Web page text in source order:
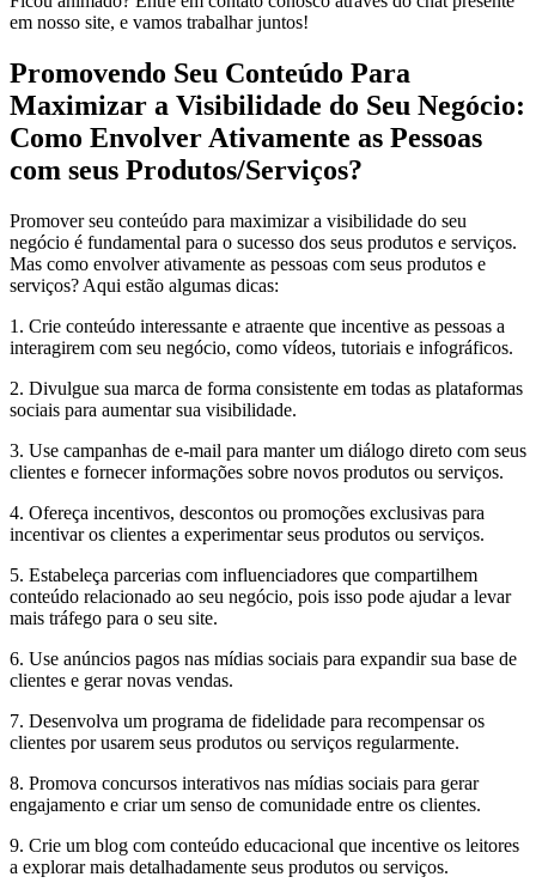
em nosso site, e vamos trabalhar juntos!
Promovendo Seu Conteúdo Para
Maximizar a Visibilidade do Seu Negócio:
Como Envolver Ativamente as Pessoas
com seus Produtos/Serviços?
Promover seu conteúdo para maximizar a visibilidade do seu
negócio é fundamental para o sucesso dos seus produtos e serviços.
Mas como envolver ativamente as pessoas com seus produtos e
serviços? Aqui estão algumas dicas:
1. Crie conteúdo interessante e atraente que incentive as pessoas a
interagirem com seu negócio, como vídeos, tutoriais e infográficos.
2. Divulgue sua marca de forma consistente em todas as plataformas
sociais para aumentar sua visibilidade.
3. Use campanhas de e-mail para manter um diálogo direto com seus
clientes e fornecer informações sobre novos produtos ou serviços.
4. Ofereça incentivos, descontos ou promoções exclusivas para
incentivar os clientes a experimentar seus produtos ou serviços.
5. Estabeleça parcerias com influenciadores que compartilhem
conteúdo relacionado ao seu negócio, pois isso pode ajudar a levar
mais tráfego para o seu site.
6. Use anúncios pagos nas mídias sociais para expandir sua base de
clientes e gerar novas vendas.
7. Desenvolva um programa de fidelidade para recompensar os
clientes por usarem seus produtos ou serviços regularmente.
8. Promova concursos interativos nas mídias sociais para gerar
engajamento e criar um senso de comunidade entre os clientes.
9. Crie um blog com conteúdo educacional que incentive os leitores
a explorar mais detalhadamente seus produtos ou serviços.